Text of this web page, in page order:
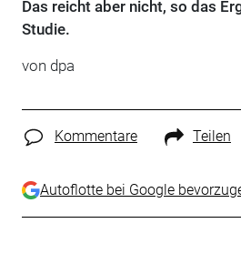
Das reicht aber nicht, so das
Studie.
von dpa
Kommentare Teilen
Autoflotte bei Google